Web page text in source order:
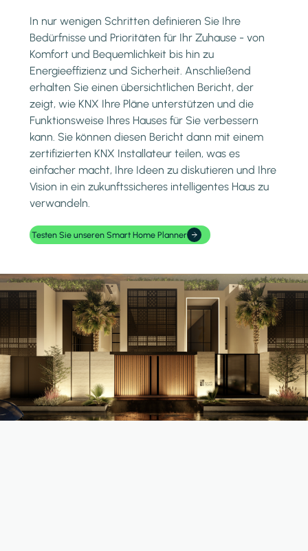
In nur wenigen Schritten definieren Sie Ihre
Bedürfnisse und Prioritäten für Ihr Zuhause - von
Komfort und Bequemlichkeit bis hin zu
Energieeffizienz und Sicherheit. Anschließend
erhalten Sie einen übersichtlichen Bericht, der
zeigt, wie KNX Ihre Pläne unterstützen und die
Funktionsweise Ihres Hauses für Sie verbessern
kann. Sie können diesen Bericht dann mit einem
zertifizierten KNX Installateur teilen, was es
einfacher macht, Ihre Ideen zu diskutieren und Ihre
Vision in ein zukunftssicheres intelligentes Haus zu
verwandeln.
Testen Sie unseren Smart Home Planner